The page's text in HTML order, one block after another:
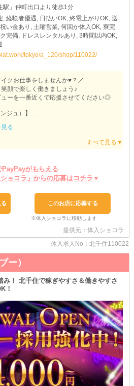
駅」仲町出口より徒歩1分
, 経験者優遇, 日払いOK, 終電上がりOK, 送
い金あり, 土曜営業, 何回か体入OK, 寮完
完備, ドレスレンタルあり, 3時間以内OK,
tokyo/a_120/shop/110022/
クお仕事をしませんか♥？／
顔で楽しく働きましょう♪
ーを一番近くで応援させてください◎
ジュ）】
先
曜日のみ》《終電上がり》全部OK♪
方があればお気軽にご相談ください！
￣
お店に移籍したい」
験者さん》は【バニーセンジュ】がピッ
やこれまでのご活躍をお聞きし、条件
◎
も構いません◎
しみにしております！
る
PayPayがもらえる
ョコラ」からの応募はコチラ▼
このお店に応募する
提供元：体入ショコラ
体入求人No：北千住110022
ー）
み！ 北千住で稼ぎやすさ＆働きやすさ
！